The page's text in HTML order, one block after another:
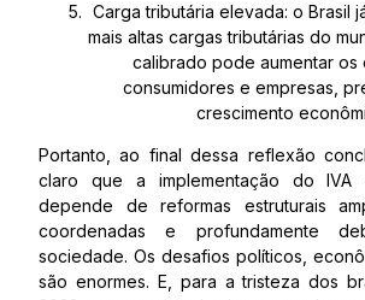
Carga tributária elevada: o Brasil
mais altas cargas tributárias do
calibrado pode aumentar os
consumidores e empresas,
crescimento
Portanto, ao final dessa reflexão
claro que a implementação do IVA
depende de reformas estruturais
coordenadas e profundamente
sociedade. Os desafios políticos,
são enormes. E, para a tristeza dos